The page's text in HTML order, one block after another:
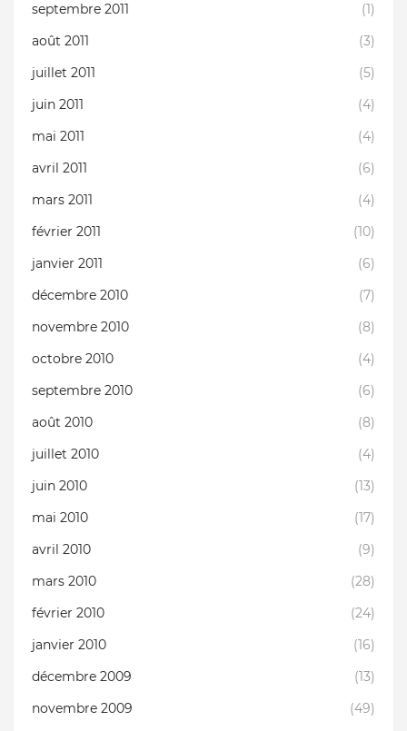
septembre 2011
(1)
août 2011
(3)
juillet 2011
(5)
juin 2011
(4)
mai 2011
(4)
avril 2011
(6)
mars 2011
(4)
février 2011
(10)
janvier 2011
(6)
décembre 2010
(7)
novembre 2010
(8)
octobre 2010
(4)
septembre 2010
(6)
août 2010
(8)
juillet 2010
(4)
juin 2010
(13)
mai 2010
(17)
avril 2010
(9)
mars 2010
(28)
février 2010
(24)
janvier 2010
(16)
décembre 2009
(13)
novembre 2009
(49)